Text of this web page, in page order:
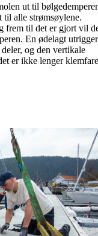
ut til
alle strømsøylene.
frem til det er gjort vil
En ødelagt utrigger
og den vertikale
er ikke lenger klemfare